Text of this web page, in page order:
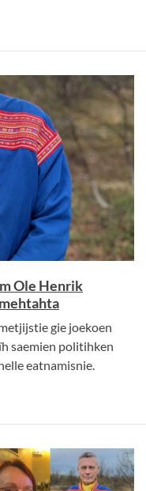
Ole Henrik
gie joekoen
saemien politihken
eatnamisnie.